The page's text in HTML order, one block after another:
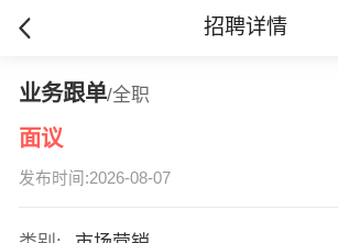
招聘详情
业务跟单/全职
面议
发布时间:2026-08-07